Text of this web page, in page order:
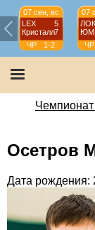
07 сен, вс
LEX
5
Кристалл7
ЧР
1-2
07
ЧР
Осетров
Дата рождения: